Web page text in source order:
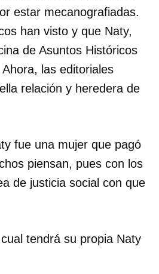
estar mecanografiadas.
han visto y que Naty,
de Asuntos Históricos
las editoriales
relación y heredera de
fue una mujer que pagó
piensan, pues con los
de justicia social con que
tendrá su propia Naty